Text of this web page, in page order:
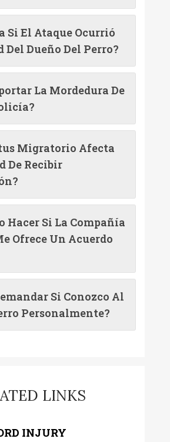
Si El Ataque Ocurrió
Del Dueño Del Perro?
La Mordedura De
Migratorio Afecta
De Recibir
Hacer Si La Compañía
Ofrece Un Acuerdo
Si Conozco Al
Personalmente?
LINKS
INJURY